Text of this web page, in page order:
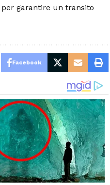
garantire un transito
Facebook